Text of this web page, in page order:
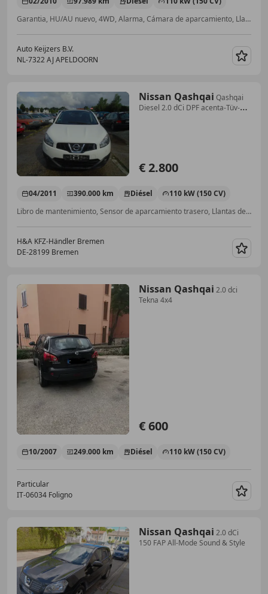
Garantia, HU/AU nuevo, 4WD, Alarma, Cámara de aparcamiento, Llantas de aleación, Techo panorámico, Sensor de aparcamiento trasero
Auto Keijzers B.V.
NL-7322 AJ APELDOORN
Nissan Qashqai Qashqai
Diesel 2.0 dCi DPF acenta-Tüv-
€ 2.800
04/2011 390.000 km Diésel
110 kW (150 CV)
Libro de mantenimiento, Sensor de aparcamiento trasero, Llantas de aleación, Techo panorámico, Sistema de limitación de la velocidad, Volante multifunción, USB, Bluetooth
H&A KFZ-Händler Bremen
DE-28199 Bremen
Nissan Qashqai 2.0 dci
Tekna 4x4
€ 600
10/2007 249.000 km Diésel 110 kW (150 CV)
Particular
IT-06034 Foligno
Nissan Qashqai 2.0 dCi
150 FAP All-Mode Sound & Style